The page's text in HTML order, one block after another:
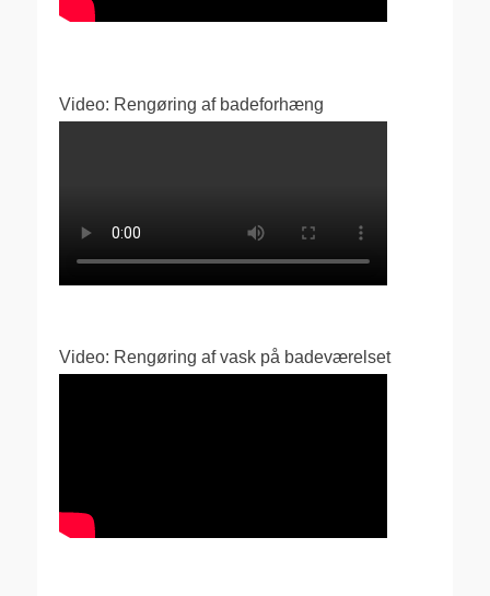
Video: Rengøring af badeforhæng
Video: Rengøring af vask på badeværelset